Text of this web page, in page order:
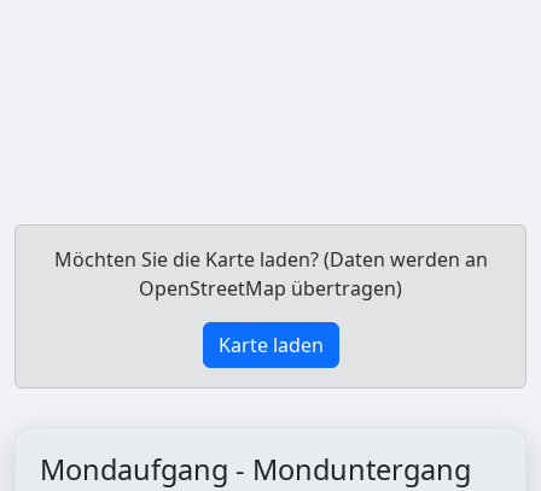
Möchten Sie die Karte laden? (Daten werden an
OpenStreetMap übertragen)
Karte laden
Mondaufgang - Monduntergang